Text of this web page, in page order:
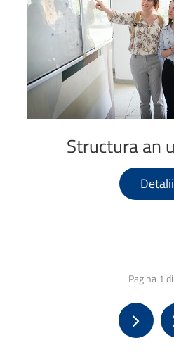
Structuraan
Detalii
Pagina 1